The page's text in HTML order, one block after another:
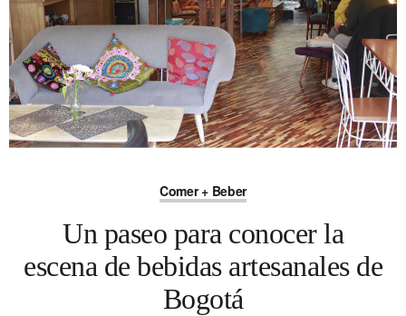
Comer + Beber
Un paseo para conocer la
escena de bebidas artesanales de
Bogotá